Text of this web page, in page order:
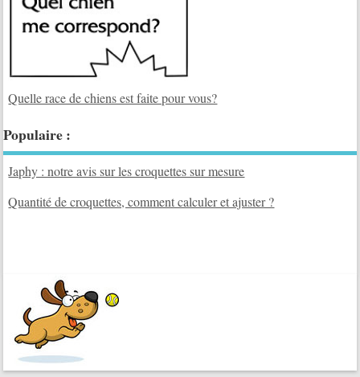
Quelle race de chiens est faite pour vous?
Populaire :
Japhy : notre avis sur les croquettes sur mesure
Quantité de croquettes, comment calculer et ajuster ?